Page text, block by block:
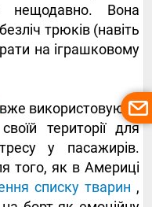
нещодавно. Вона
трюків (навіть
на іграшковому
використовують
території для
у пасажирів.
того, як в Америці
списку тварин ,